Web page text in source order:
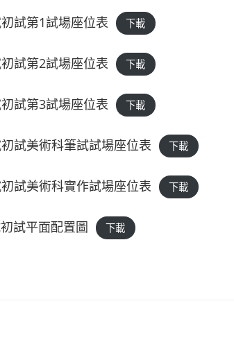
試第1試場座位表 下載
試第2試場座位表 下載
試第3試場座位表 下載
試美術科筆試試場座位表 下載
試美術科實作試場座位表 下載
試平面配置圖 下載